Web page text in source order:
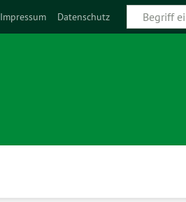
Impressum Datenschutz